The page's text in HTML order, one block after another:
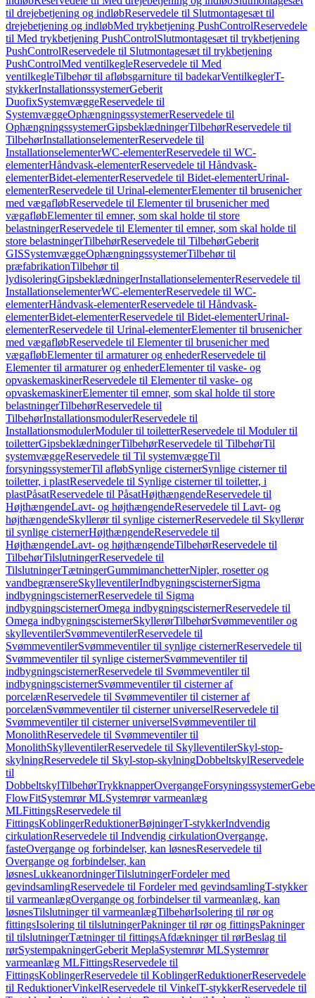
til drejebetjening og indløbReservedele til Slutmontagesæt til
drejebetjening og indløbMed trykbetjening PushControlReservedele
til Med trykbetjening PushControlSlutmontagesæt til trykbetjening
PushControlReservedele til Slutmontagesæt til trykbetjening
PushControlMed ventilkegleReservedele til Med
ventilkegleTilbehør til afløbsgarniture til badekarVentilkeglerT-
stykkerInstallationssystemerGeberit
DuofixSystemvæggeReservedele til
SystemvæggeOphængningssystemerReservedele til
OphængningssystemerGipsbeklædningerTilbehørReservedele til
TilbehørInstallationselementerReservedele til
InstallationselementerWC-elementerReservedele til WC-
elementerHåndvask-elementerReservedele til Håndvask-
elementerBidet-elementerReservedele til Bidet-elementerUrinal-
elementerReservedele til Urinal-elementerElementer til brusenicher
med vægafløbReservedele til Elementer til brusenicher med
vægafløbElementer til emner, som skal holde til store
belastningerReservedele til Elementer til emner, som skal holde til
store belastningerTilbehørReservedele til TilbehørGeberit
GISSystemvæggeOphængningssystemerTilbehør til
præfabrikationTilbehør til
lydisoleringGipsbeklædningerInstallationselementerReservedele til
InstallationselementerWC-elementerReservedele til WC-
elementerHåndvask-elementerReservedele til Håndvask-
elementerBidet-elementerReservedele til Bidet-elementerUrinal-
elementerReservedele til Urinal-elementerElementer til brusenicher
med vægafløbReservedele til Elementer til brusenicher med
vægafløbElementer til armaturer og enhederReservedele til
Elementer til armaturer og enhederElementer til vaske- og
opvaskemaskinerReservedele til Elementer til vaske- og
opvaskemaskinerElementer til emner, som skal holde til store
belastningerTilbehørReservedele til
TilbehørInstallationsmodulerReservedele til
InstallationsmodulerModuler til toiletterReservedele til Moduler til
toiletterGipsbeklædningerTilbehørReservedele til TilbehørTil
systemvæggeReservedele til Til systemvæggeTil
forsyningssystemerTil afløbSynlige cisternerSynlige cisterner til
toiletter, i plastReservedele til Synlige cisterner til toiletter, i
plastPåsatReservedele til PåsatHøjthængendeReservedele til
HøjthængendeLavt- og højthængendeReservedele til Lavt- og
højthængendeSkyllerør til synlige cisternerReservedele til Skyllerør
til synlige cisternerHøjthængendeReservedele til
HøjthængendeLavt- og højthængendeTilbehørReservedele til
TilbehørTilslutningerReservedele til
TilslutningerTætningerGummimanchetterNipler, rosetter og
vandbegrænsereSkylleventilerIndbygningscisternerSigma
indbygningscisternerReservedele til Sigma
indbygningscisternerOmega indbygningscisternerReservedele til
Omega indbygningscisternerSkyllerørTilbehørSvømmeventiler og
skylleventilerSvømmeventilerReservedele til
SvømmeventilerSvømmeventiler til synlige cisternerReservedele til
Svømmeventiler til synlige cisternerSvømmeventiler til
indbygningscisternerReservedele til Svømmeventiler til
indbygningscisternerSvømmeventiler til cisterner af
porcelænReservedele til Svømmeventiler til cisterner af
porcelænSvømmeventiler til cisterner universelReservedele til
Svømmeventiler til cisterner universelSvømmeventiler til
MonolithReservedele til Svømmeventiler til
MonolithSkylleventilerReservedele til SkylleventilerSkyl-stop-
skylningReservedele til Skyl-stop-skylningDobbeltskylReservedele
til
DobbeltskylTilbehørTrykknapperOvergangeForsyningssystemer
FlowFitSystemrør MLSystemrør varmeanlæg
MLFittingsReservedele til
FittingsKoblingerReduktionerBøjningerT-stykkerIndvendig
cirkulationReservedele til Indvendig cirkulationOvergange,
fasteOvergange og forbindelser, kan løsnesReservedele til
Overgange og forbindelser, kan
løsnesLukkeanordningerTilslutningerFordeler med
gevindsamlingReservedele til Fordeler med gevindsamlingT-stykker
til varmeanlægOvergange og forbindelser til varmeanlæg, kan
løsnesTilslutninger til varmeanlægTilbehørIsolering til rør og
fittingsIsolering til tilslutningerPakninger til rør og fittingsPakninger
til tilslutningerTætninger til fittingsAfdækninger til rørBeslag til
rørSystempakningerGeberit MeplaSystemrør MLSystemrør
varmeanlæg MLFittingsReservedele til
FittingsKoblingerReservedele til KoblingerReduktionerReservedele
til ReduktionerVinkelReservedele til VinkelT-stykkerReservedele til